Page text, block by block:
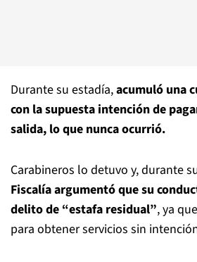
Durante su estadía,acumuló una
con la supuesta intención de
salida, lo que nunca ocurrió.
Carabineros lo detuvo y, durante
Fiscalía argumentó que su
delito de “estafa residual”, ya
para obtener servicios sin